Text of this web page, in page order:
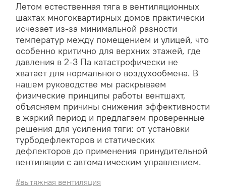
Летом естественная тяга в вентиляционных
шахтах многоквартирных домов практически
исчезает из-за минимальной разности
температур между помещением и улицей, что
особенно критично для верхних этажей, где
давления в 2-3 Па катастрофически не
хватает для нормального воздухообмена. В
нашем руководстве мы раскрываем
физические принципы работы вентшахт,
объясняем причины снижения эффективности
в жаркий период и предлагаем проверенные
решения для усиления тяги: от установки
турбодефлекторов и статических
дефлекторов до применения принудительной
вентиляции с автоматическим управлением.
#вытяжная вентиляция